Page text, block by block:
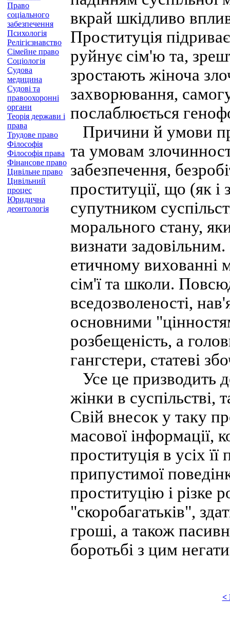
Право
соціального
забезпечення
Психологія
Релігієзнавство
Сімейне право
Соціологія
Судова
медицина
Судові та
правоохоронні
органи
Теорія держави і
права
Трудове право
Філософія
Філософія права
Фінансове право
Цивільне право
Цивільний
процес
Юридична
деонтологія
вкрай шкідливо
Проституція
руйнує сім'ю та,
зростають жіноча
захворювання,
послаблюється
Причини й умови
та умовам
забезпечення,
проституції, що (як і
супутником
морального стану,
визнати
етичному вихованні
сім'ї та школи.
вседозволеності,
основними
розбещеність, а
гангстери, статеві
Усе це призводить
жінки в суспільстві,
Свій внесок у таку
масової інформації,
проституція в усіх
припустимої
проституцію і різке
"скоробагатьків",
гроші, а також
боротьбі з цим
<